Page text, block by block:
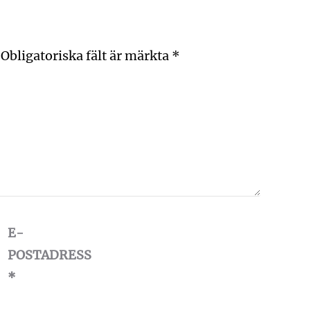
Obligatoriska fält är märkta *
E-
POSTADRESS
*